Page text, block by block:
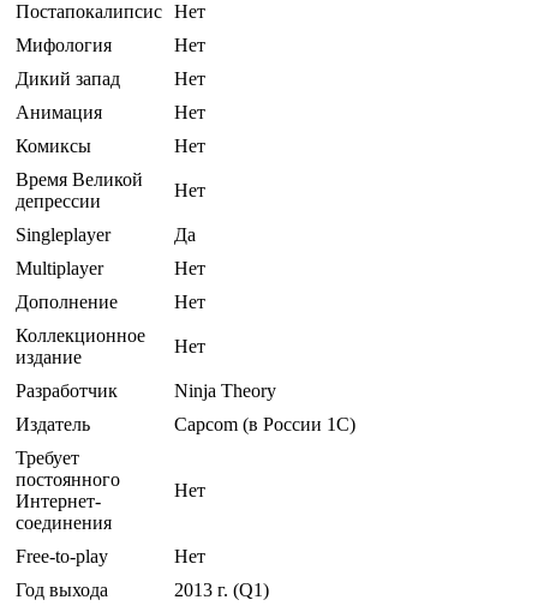
Постапокалипсис Нет
Мифология
Нет
Дикий запад
Нет
Анимация
Нет
Комиксы
Нет
Время Великой
депрессии
Нет
Singleplayer
Да
Multiplayer
Нет
Дополнение
Нет
Коллекционное
издание
Нет
Разработчик
Ninja Theory
Издатель
Capcom (в России 1C)
Требует
постоянного
Интернет-
соединения
Нет
Free-to-play
Нет
Год выхода
2013 г. (Q1)